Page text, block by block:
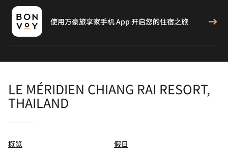
使用万豪旅享家手机 App 开启您的住宿之旅
LE MÉRIDIEN CHIANG RAI RESORT,
THAILAND
概览
假日